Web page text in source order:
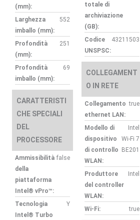
(mm):
Larghezza
imballo (mm):
552
Profondità
(mm):
251
Profondità
imballo (mm):
69
CARATTERISTI
CHE SPECIALI
DEL
PROCESSORE
Ammissibilità
della
piattaforma
Intel® vPro™:
false
Tecnologia
Intel® Turbo
Y
totale di
archiviazione
(GB):
Codice
UNSPSC:
43211503
COLLEGAMENT
O IN RETE
Collegamento
ethernet LAN:
true
Modello di
dispositivo
di controllo
WLAN:
Intel
Wi-Fi 7
BE201
Produttore
del controller
WLAN:
Intel
Wi-Fi: true